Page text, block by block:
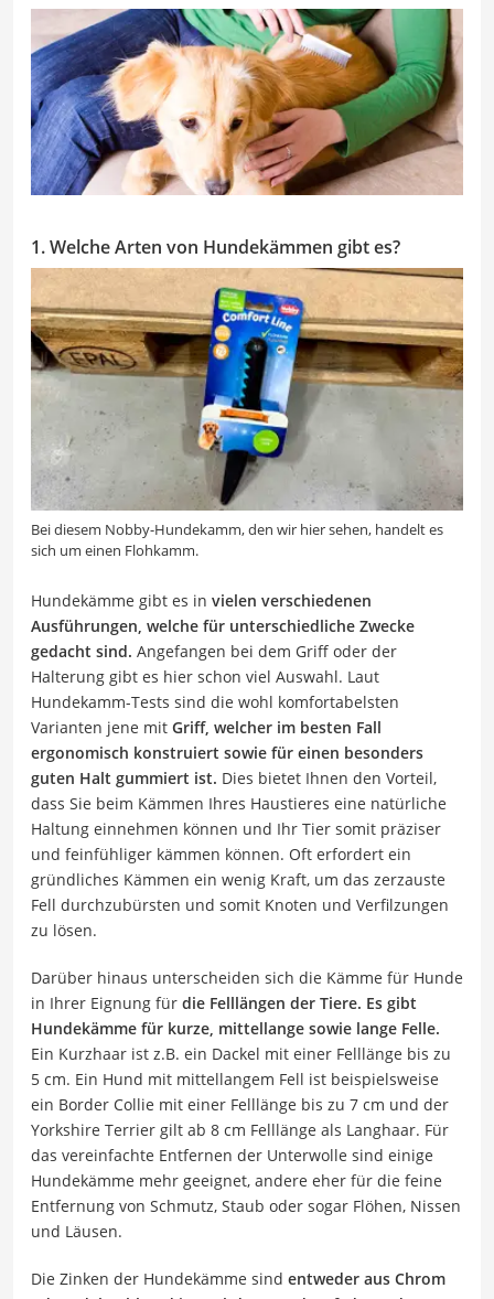
1. Welche Arten von Hundekämmen gibt es?
Bei diesem Nobby-Hundekamm, den wir hier sehen, handelt es
sich um einen Flohkamm.
Hundekämme gibt es in vielen verschiedenen
Ausführungen, welche für unterschiedliche Zwecke
gedacht sind. Angefangen bei dem Griff oder der
Halterung gibt es hier schon viel Auswahl. Laut
Hundekamm-Tests sind die wohl komfortabelsten
Varianten jene mit Griff, welcher im besten Fall
ergonomisch konstruiert sowie für einen besonders
guten Halt gummiert ist. Dies bietet Ihnen den Vorteil,
dass Sie beim Kämmen Ihres Haustieres eine natürliche
Haltung einnehmen können und Ihr Tier somit präziser
und feinfühliger kämmen können. Oft erfordert ein
gründliches Kämmen ein wenig Kraft, um das zerzauste
Fell durchzubürsten und somit Knoten und Verfilzungen
zu lösen.
Darüber hinaus unterscheiden sich die Kämme für Hunde
in Ihrer Eignung für die Felllängen der Tiere. Es gibt
Hundekämme für kurze, mittellange sowie lange Felle.
Ein Kurzhaar ist z.B. ein Dackel mit einer Felllänge bis zu
5 cm. Ein Hund mit mittellangem Fell ist beispielsweise
ein Border Collie mit einer Felllänge bis zu 7 cm und der
Yorkshire Terrier gilt ab 8 cm Felllänge als Langhaar. Für
das vereinfachte Entfernen der Unterwolle sind einige
Hundekämme mehr geeignet, andere eher für die feine
Entfernung von Schmutz, Staub oder sogar Flöhen, Nissen
und Läusen.
Die Zinken der Hundekämme sind entweder aus Chrom